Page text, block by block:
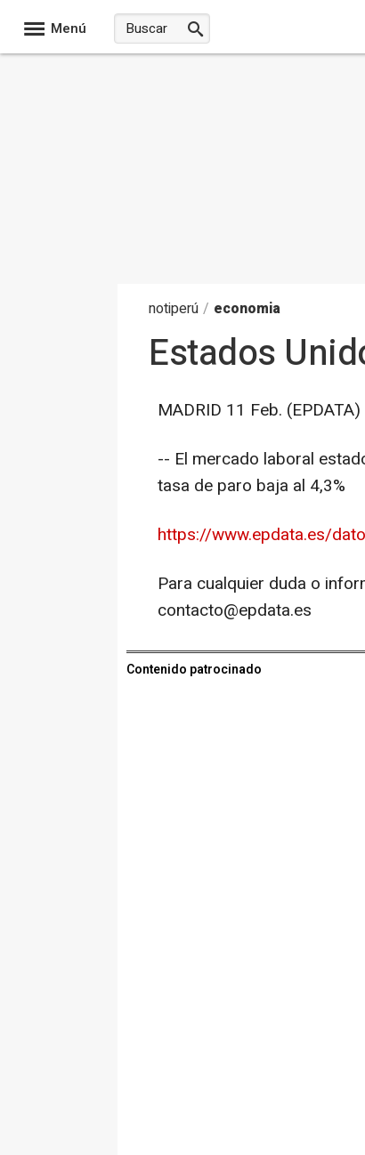
Menú
notiperú / economia
Estados
MADRID 11 Feb. (EPDATA)
-- El mercado laboral
tasa de paro baja al 4,3%
https://www.epdata.es/
Para cualquier duda o
contacto@epdata.es
Contenido patrocinado